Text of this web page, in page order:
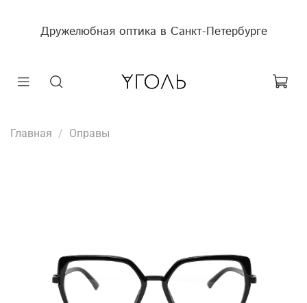
Дружелюбная оптика в Санкт-Петербурге
Главная Оправы